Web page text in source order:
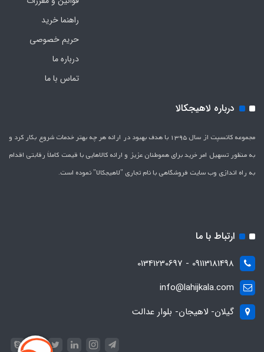
راهنما خرید
حریم خصوصی
درباره ما
تماس با ما
درباره لاهیجکالا
مجموعه کانسپت از سال 1395 با هدف بهبود در ارائه هر چه بهتر خدمات شروع بکار کرد و
به منظور تسهیل امر خرید برای هموطنان عزیز و ارائه کالاهایی با قیمت کاملاَ رقابتی اقدام
به راه اندازی وب سایت فروشگاهی با نام تجاری "لاهیج­کالا" نموده است.
ارتباط با ما
09113181498 - 01341230697
info@lahijkala.com
گیلان- لاهیجان- بلوار عدالت